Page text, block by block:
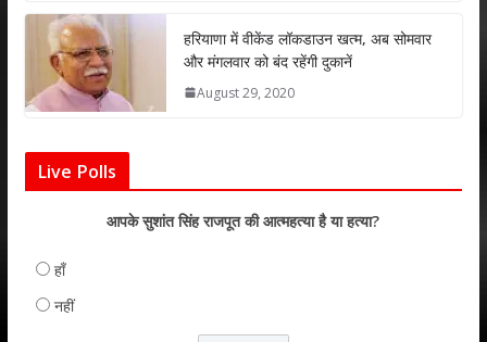
हरियाणा में वीकेंड लॉकडाउन खत्म, अब सोमवार
और मंगलवार को बंद रहेंगी दुकानें
August 29, 2020
Live Polls
आपके सुशांत सिंह राजपूत की आत्महत्या है या हत्या?
हाँ
नहीं